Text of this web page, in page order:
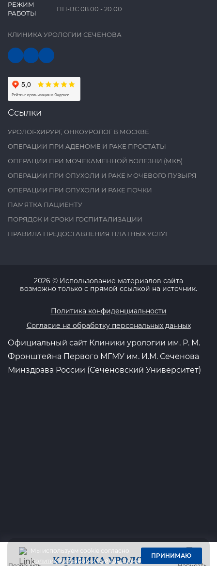
РЕЖИМ
РАБОТЫ
ПН-ВС 08:00 - 20:00
КЛИНИКА УРОЛОГИИ СЕЧЕНОВА
Ссылки
УРОЛОГ-ХИРУРГ, ОНКОУРОЛОГ В МОСКВЕ
ОПЕРАЦИИ ПРИ АДЕНОМЕ И РАКЕ ПРОСТАТЫ
ОПЕРАЦИИ ПРИ МОЧЕКАМЕННОЙ БОЛЕЗНИ (МКБ)
ОПЕРАЦИИ ПРИ ОПУХОЛИ И РАКЕ МОЧЕВОГО ПУЗЫРЯ
ОПЕРАЦИИ ПРИ ОПУХОЛИ И РАКЕ ПОЧКИ
ПАМЯТКА ПАЦИЕНТУ
ПОРЯДОК И СРОКИ ГОСПИТАЛИЗАЦИИ
ПРАВИЛА ПРЕДОСТАВЛЕНИЯ ПЛАТНЫХ УСЛУГ
2026 © Использование материалов сайта
возможно только с прямой ссылкой на источник.
Политика конфиденциальности
Согласие на обработку персональных данных
Официальный сайт Клиники урологии им. Р. М.
Фронштейна Первого МГМУ им. И.М. Сеченова
Минздрава России (Сеченовский Университет)
Мы используем cookie согласно
Политики обработки файлов cookie
ПРИНИМАЮ